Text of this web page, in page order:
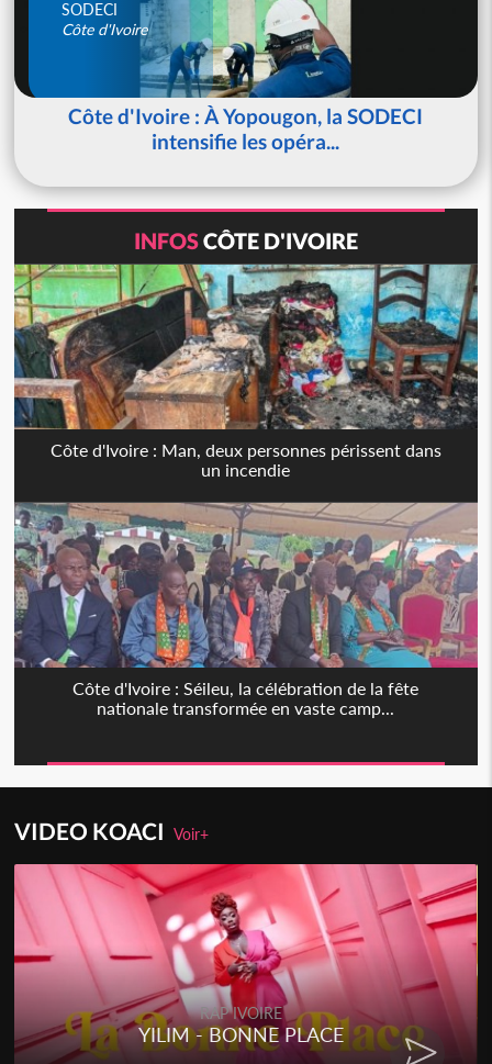
SODECI
Côte d'Ivoire
Côte d'Ivoire : À Yopougon, la SODECI
intensifie les opéra...
INFOSCÔTE D'IVOIRE
Côte d'Ivoire : Man, deux personnes périssent dans
un incendie
Côte d'Ivoire : Séileu, la célébration de la fête
nationale transformée en vaste camp...
VIDEO KOACIVoir+
RAP IVOIRE
YILIM - BONNE PLACE